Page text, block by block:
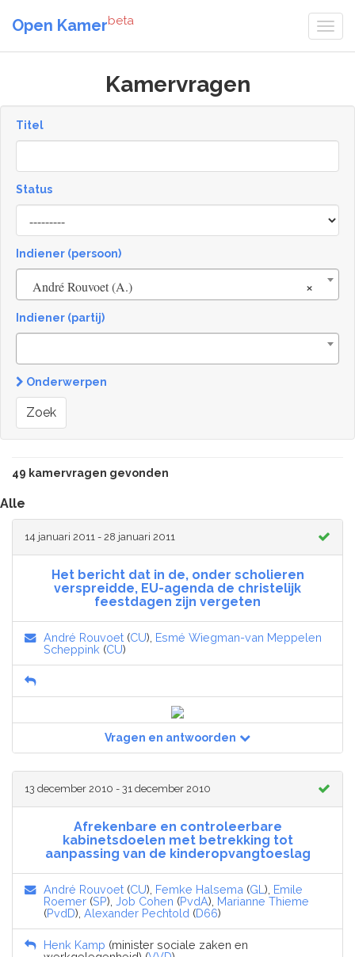
Open Kamerbeta
Kamervragen
Titel
Status
[invalid
name]
Indiener (persoon)
×
André Rouvoet (A.)
Indiener (partij)
Onderwerpen
Zoek
49 kamervragen gevonden
Alle
14 januari 2011 - 28 januari 2011
Het bericht dat in de, onder scholieren
verspreidde, EU-agenda de christelijk
feestdagen zijn vergeten
André Rouvoet (CU), Esmé Wiegman-van Meppelen
Scheppink (CU)
Vragen en antwoorden
13 december 2010 - 31 december 2010
Afrekenbare en controleerbare
kabinetsdoelen met betrekking tot
aanpassing van de kinderopvangtoeslag
André Rouvoet (CU), Femke Halsema (GL ), Emile
Roemer (SP), Job Cohen (PvdA), Marianne Thieme
(PvdD), Alexander Pechtold (D66)
Henk Kamp (minister sociale zaken en